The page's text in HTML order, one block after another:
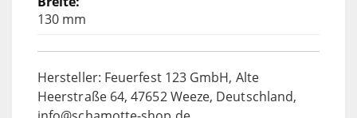
130 mm
Hersteller: Feuerfest 123 GmbH, Alte
Heerstraße 64, 47652 Weeze, Deutschland,